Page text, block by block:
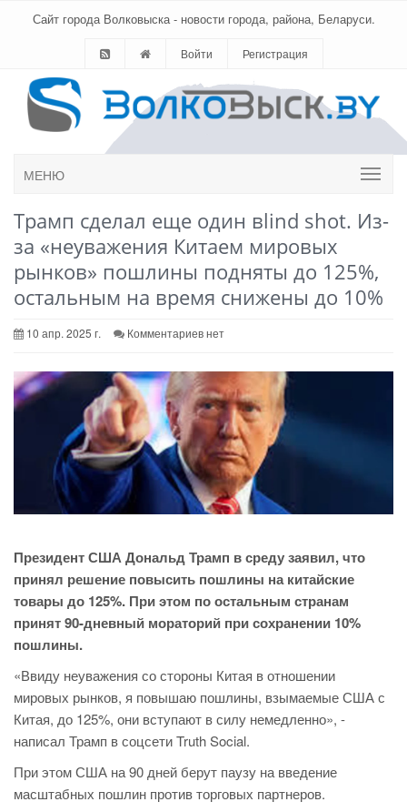
Сайт города Волковыска - новости города, района, Беларуси.
Войти Регистрация
МЕНЮ
Трамп сделал еще один вlind shot. Из-
за «неуважения Китаем мировых
рынков» пошлины подняты до 125%,
остальным на время снижены до 10%
10 апр. 2025 г. Комментариев нет
Президент США Дональд Трамп в среду заявил, что
принял решение повысить пошлины на китайские
товары до 125%. При этом по остальным странам
принят 90-дневный мораторий при сохранении 10%
пошлины.
«Ввиду неуважения со стороны Китая в отношении
мировых рынков, я повышаю пошлины, взымаемые США с
Китая, до 125%, они вступают в силу немедленно», -
написал Трамп в соцсети Truth Social.
При этом США на 90 дней берут паузу на введение
масштабных пошлин против торговых партнеров.